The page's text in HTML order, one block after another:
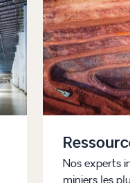
Nos experts
miniers les